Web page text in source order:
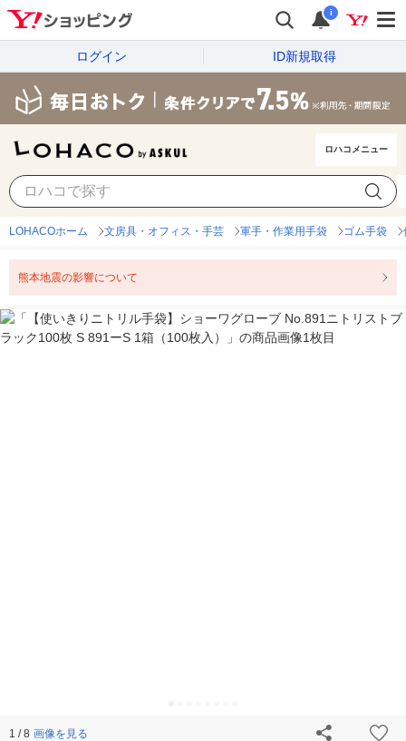
i
ログイン ID新規取得
ロハコメニュー
LOHACOホーム 文房具・オフィス・手芸 軍手・作業用手袋 ゴム手袋
熊本地震の影響について
1 / 8 画像を見る